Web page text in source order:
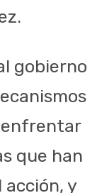
gobierno
enfrentar
que han
y